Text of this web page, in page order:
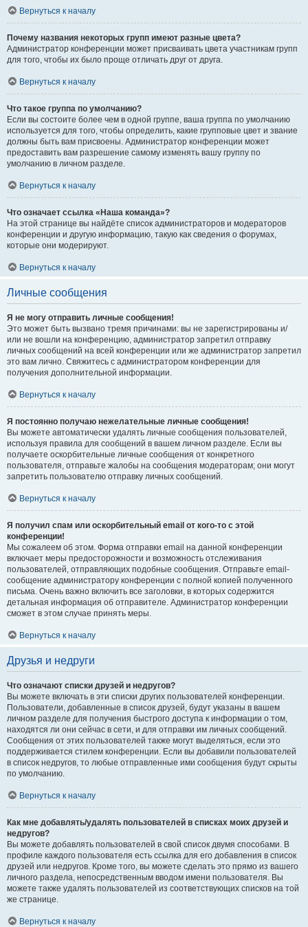
Вернуться к началу
Почему названия некоторых групп имеют разные цвета?
Администратор конференции может присваивать цвета участникам групп
для того, чтобы их было проще отличать друг от друга.
Вернуться к началу
Что такое группа по умолчанию?
Если вы состоите более чем в одной группе, ваша группа по умолчанию
используется для того, чтобы определить, какие групповые цвет и звание
должны быть вам присвоены. Администратор конференции может
предоставить вам разрешение самому изменять вашу группу по
умолчанию в личном разделе.
Вернуться к началу
Что означает ссылка «Наша команда»?
На этой странице вы найдёте список администраторов и модераторов
конференции и другую информацию, такую как сведения о форумах,
которые они модерируют.
Вернуться к началу
Личные сообщения
Я не могу отправить личные сообщения!
Это может быть вызвано тремя причинами: вы не зарегистрированы и/
или не вошли на конференцию, администратор запретил отправку
личных сообщений на всей конференции или же администратор запретил
это вам лично. Свяжитесь с администратором конференции для
получения дополнительной информации.
Вернуться к началу
Я постоянно получаю нежелательные личные сообщения!
Вы можете автоматически удалять личные сообщения пользователей,
используя правила для сообщений в вашем личном разделе. Если вы
получаете оскорбительные личные сообщения от конкретного
пользователя, отправьте жалобы на сообщения модераторам; они могут
запретить пользователю отправку личных сообщений.
Вернуться к началу
Я получил спам или оскорбительный email от кого-то с этой
конференции!
Мы сожалеем об этом. Форма отправки email на данной конференции
включает меры предосторожности и возможность отслеживания
пользователей, отправляющих подобные сообщения. Отправьте email-
сообщение администратору конференции с полной копией полученного
письма. Очень важно включить все заголовки, в которых содержится
детальная информация об отправителе. Администратор конференции
сможет в этом случае принять меры.
Вернуться к началу
Друзья и недруги
Что означают списки друзей и недругов?
Вы можете включать в эти списки других пользователей конференции.
Пользователи, добавленные в список друзей, будут указаны в вашем
личном разделе для получения быстрого доступа к информации о том,
находятся ли они сейчас в сети, и для отправки им личных сообщений.
Сообщения от этих пользователей также могут выделяться, если это
поддерживается стилем конференции. Если вы добавили пользователей
в список недругов, то любые отправленные ими сообщения будут скрыты
по умолчанию.
Вернуться к началу
Как мне добавлять/удалять пользователей в списках моих друзей и
недругов?
Вы можете добавлять пользователей в свой список двумя способами. В
профиле каждого пользователя есть ссылка для его добавления в список
друзей или недругов. Кроме того, вы можете сделать это прямо из вашего
личного раздела, непосредственным вводом имени пользователя. Вы
можете также удалять пользователей из соответствующих списков на той
же странице.
Вернуться к началу